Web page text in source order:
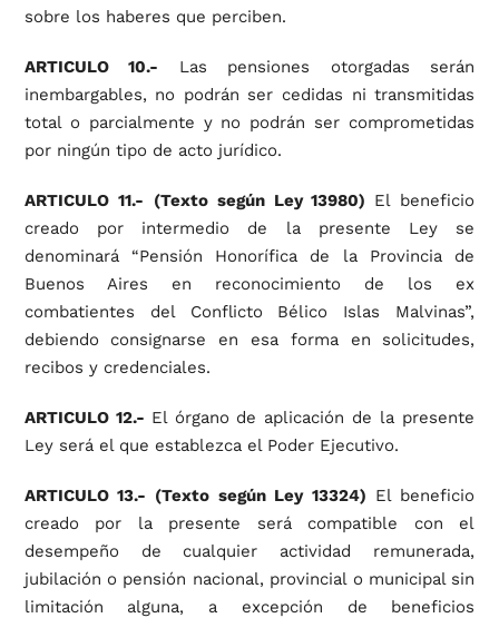
sobre los haberes que perciben.
ARTICULO 10.- Las pensiones otorgadas serán
inembargables, no podrán ser cedidas ni transmitidas
total o parcialmente y no podrán ser comprometidas
por ningún tipo de acto jurídico.
ARTICULO 11.- (Texto según Ley 13980) El beneficio
creado por intermedio de la presente Ley se
denominará “Pensión Honorífica de la Provincia de
Buenos Aires en reconocimiento de los ex
combatientes del Conflicto Bélico Islas Malvinas”,
debiendo consignarse en esa forma en solicitudes,
recibos y credenciales.
ARTICULO 12.- El órgano de aplicación de la presente
Ley será el que establezca el Poder Ejecutivo.
ARTICULO 13.- (Texto según Ley 13324) El beneficio
creado por la presente será compatible con el
desempeño de cualquier actividad remunerada,
jubilación o pensión nacional, provincial o municipal sin
limitación alguna, a excepción de beneficios